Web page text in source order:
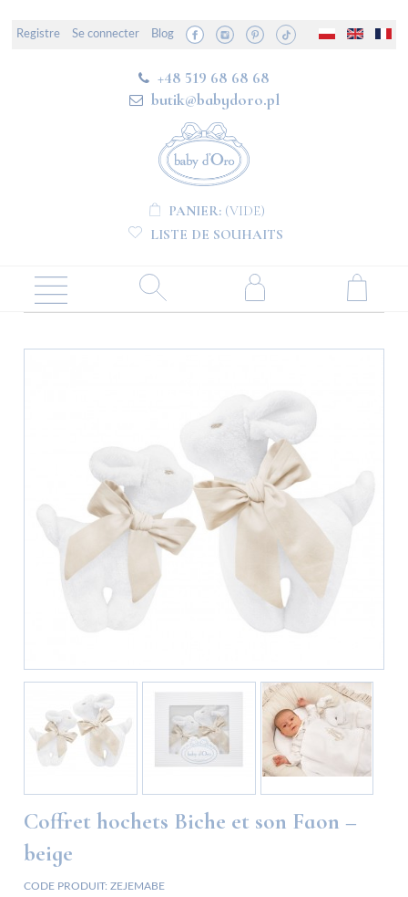
Registre Se connecter Blog
+48 519 68 68 68
butik@babydoro.pl
PANIER: (VIDE)
LISTE DE SOUHAITS
Coffret hochets Biche et son Faon –
beige
CODE PRODUIT: ZEJEMABE